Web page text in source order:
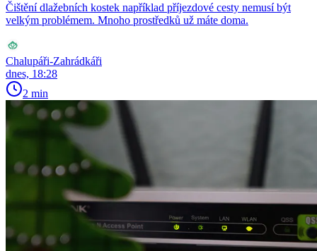
Čištění dlažebních kostek například příjezdové cesty nemusí být
velkým problémem. Mnoho prostředků už máte doma.
Chalupáři-Zahrádkáři
dnes, 18:28
2 min